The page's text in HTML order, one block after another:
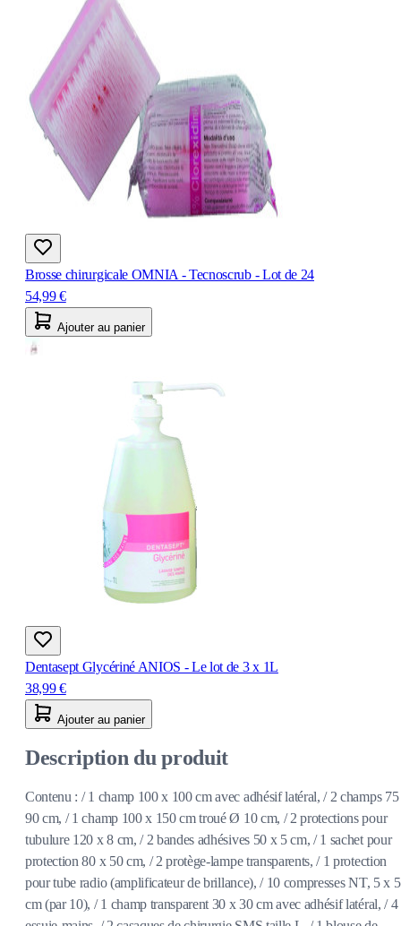
Brosse chirurgicale OMNIA - Tecnoscrub - Lot de 24
54,99 €
Ajouter au panier
Dentasept Glycériné ANIOS - Le lot de 3 x 1L
38,99 €
Ajouter au panier
Description du produit
Contenu : / 1 champ 100 x 100 cm avec adhésif latéral, / 2 champs
90 cm, / 1 champ 100 x 150 cm troué Ø 10 cm, / 2 protections pour
tubulure 120 x 8 cm, / 2 bandes adhésives 50 x 5 cm, / 1 sachet pour
protection 80 x 50 cm, / 2 protège-lampe transparents, / 1 protection
pour tube radio (amplificateur de brillance), / 10 compresses NT, 5 x 5
cm (par 10), / 1 champ transparent 30 x 30 cm avec adhésif latéral, / 4